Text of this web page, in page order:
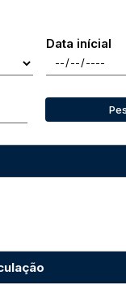
Data inícial